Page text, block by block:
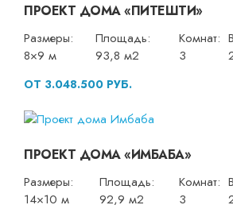
ПРОЕКТ ДОМА «ПИТЕШТИ»
Размеры:
8×9 м
Площадь:
93,8 м2
Комнат:
3
ОТ 3.048.500 РУБ.
ПРОЕКТ ДОМА «ИМБАБА»
Размеры:
14×10 м
Площадь:
92,9 м2
Комнат:
3